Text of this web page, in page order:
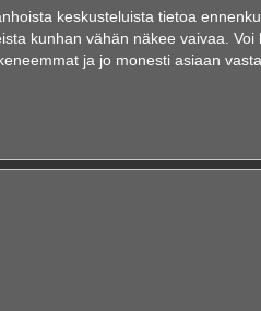
keskusteluista tietoa
kunhan vähän näkee vaivaa. Voi
ja jo monesti asiaan